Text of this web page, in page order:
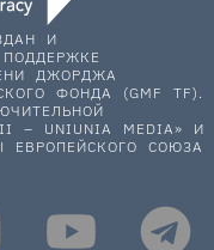
И
ДЖОРДЖА
ФОНДА (GMF TF).
– UNIUNIA MEDIA» И
ЕВРОПЕЙСКОГО СОЮЗА